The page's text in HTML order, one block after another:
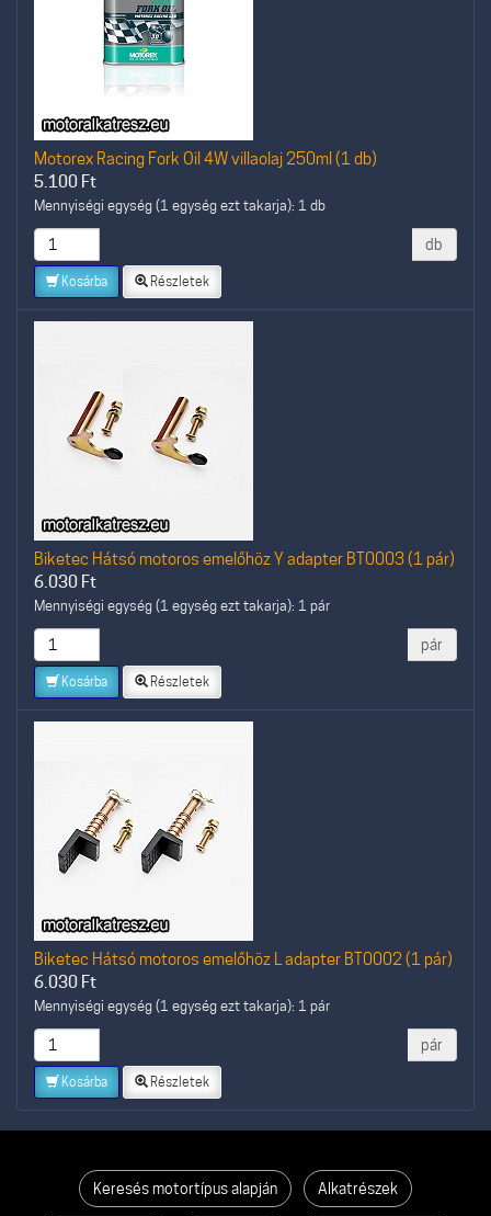
Motorex Racing Fork Oil 4W villaolaj 250ml (1 db)
5.100 Ft
Mennyiségi egység (1 egység ezt takarja): 1 db
db
Kosárba Részletek
Biketec Hátsó motoros emelőhöz Y adapter BT0003 (1 pár)
6.030 Ft
Mennyiségi egység (1 egység ezt takarja): 1 pár
pár
Kosárba Részletek
Biketec Hátsó motoros emelőhöz L adapter BT0002 (1 pár)
6.030 Ft
Mennyiségi egység (1 egység ezt takarja): 1 pár
pár
Kosárba Részletek
Keresés motortípus alapján Alkatrészek